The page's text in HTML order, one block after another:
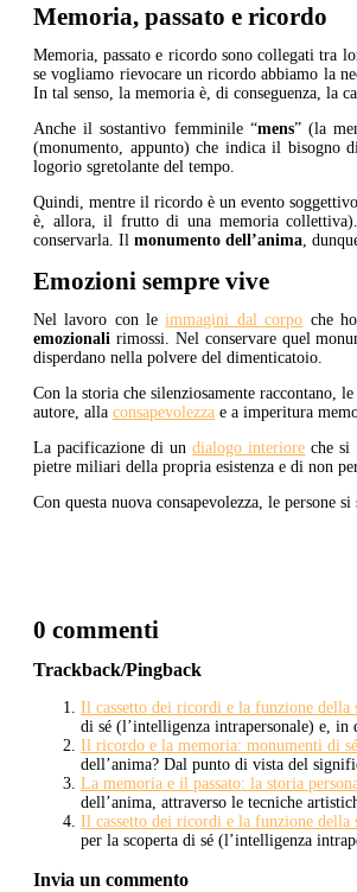
Memoria, passato e ricordo
Memoria, passato e ricordo sono collegati tra
se vogliamo rievocare un ricordo abbiamo la
In tal senso, la memoria è, di conseguenza, la
Anche il sostantivo femminile “mens” (la
(monumento, appunto) che indica il bisogno
logorio sgretolante del tempo.
Quindi, mentre il ricordo è un evento
è, allora, il frutto di una memoria
conservarla. Il monumento dell’anima,
Emozioni sempre vive
Nel lavoro con leimmagini dal corpo che
emozionali rimossi. Nel conservare quel
disperdano nella polvere del dimenticatoio.
Con la storia che silenziosamente raccontano,
autore, alla consapevolezza e a imperitura
La pacificazione di undialogo interiore che si
pietre miliari della propria esistenza e di non
Con questa nuova consapevolezza, le persone
0 commenti
Trackback/Pingback
Il cassetto dei ricordi e la funzione della
di sé (l’intelligenza intrapersonale) e,
Il ricordo e la memoria: monumenti di
dell’anima? Dal punto di vista del
La memoria e il passato: la storia
dell’anima, attraverso le tecniche
Il cassetto dei ricordi e la funzione
per la scoperta di sé (l’intelligenza
Invia un commento